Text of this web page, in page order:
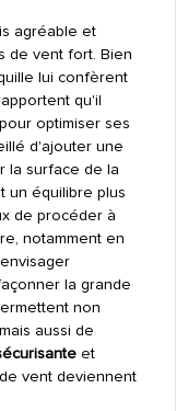
agréable et
de vent fort. Bien
lui confèrent
qu'il
optimiser ses
d'ajouter une
la surface de la
un équilibre plus
de procéder à
notamment en
la grande
non
aussi de
et
vent deviennent